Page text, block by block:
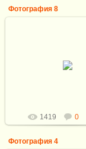
Фотография 8
Александра Белого,
1419 0
Фотография 4